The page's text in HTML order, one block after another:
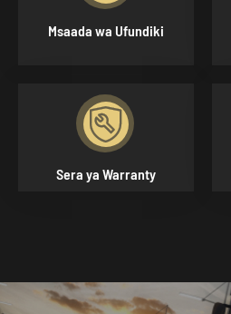
Msaada wa Ufundiki

Sera ya Warranty